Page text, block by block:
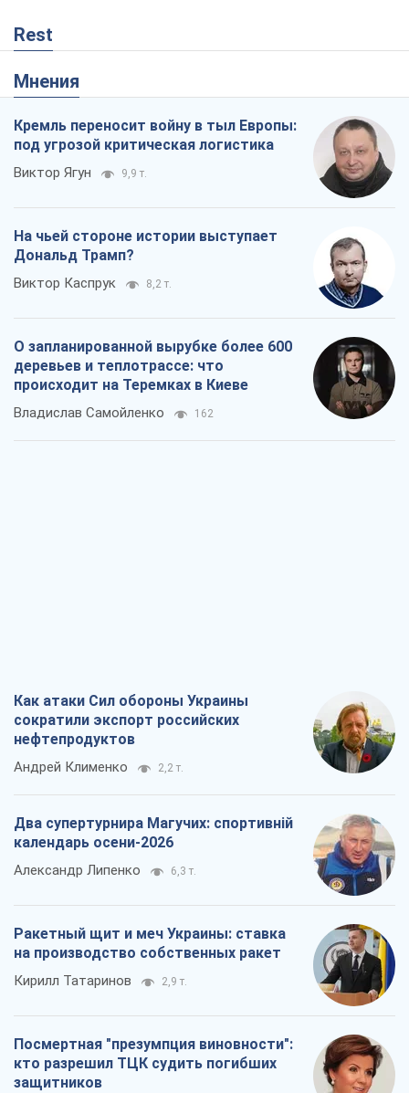
Rest
Мнения
Кремль переносит войну в тыл Европы:
под угрозой критическая логистика
Виктор Ягун 9,9 т.
На чьей стороне истории выступает
Дональд Трамп?
Виктор Каспрук 8,2 т.
О запланированной вырубке более 600
деревьев и теплотрассе: что
происходит на Теремках в Киеве
Владислав Самойленко 162
Как атаки Сил обороны Украины
сократили экспорт российских
нефтепродуктов
Андрей Клименко 2,2 т.
Два супертурнира Магучих: спортивній
календарь осени-2026
Александр Липенко 6,3 т.
Ракетный щит и меч Украины: ставка
на производство собственных ракет
Кирилл Татаринов 2,9 т.
Посмертная "презумпция виновности":
кто разрешил ТЦК судить погибших
защитников